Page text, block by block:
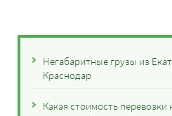
Негабаритные грузы из
Краснодар
Какая стоимость перевозки